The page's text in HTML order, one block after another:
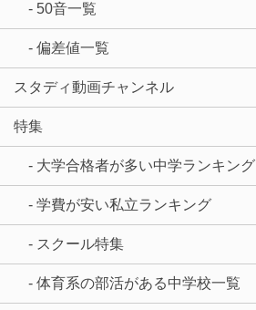
- 50音一覧
- 偏差値一覧
スタディ動画チャンネル
特集
- 大学合格者が多い中学ランキング
- 学費が安い私立ランキング
- スクール特集
- 体育系の部活がある中学校一覧